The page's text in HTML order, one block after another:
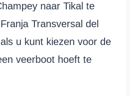
naar Tikal te
Transversal del
u kunt kiezen voor de
veerboot hoeft te